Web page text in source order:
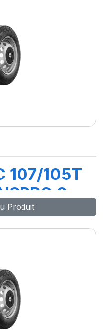
107/105T
2
Produit